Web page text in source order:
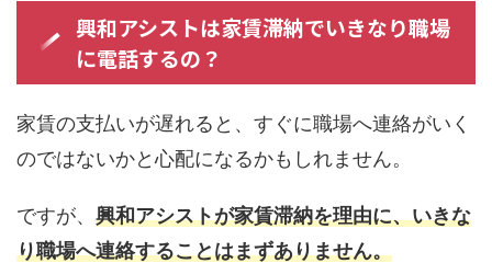
興和アシストは家賃滞納でいきなり職場
に電話するの？
家賃の支払いが遅れると、すぐに職場へ連絡がいく
のではないかと心配になるかもしれません。
ですが、 興和アシストが家賃滞納を理由に、いきな
り職場へ連絡することはまずありません。